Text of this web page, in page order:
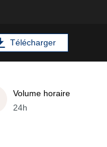
Télécharger
Volume horaire
24h